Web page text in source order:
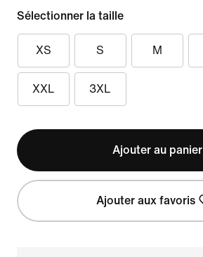
Sélectionner la taille
XS S M
XXL 3XL
Ajouter au panier
Ajouter aux favoris